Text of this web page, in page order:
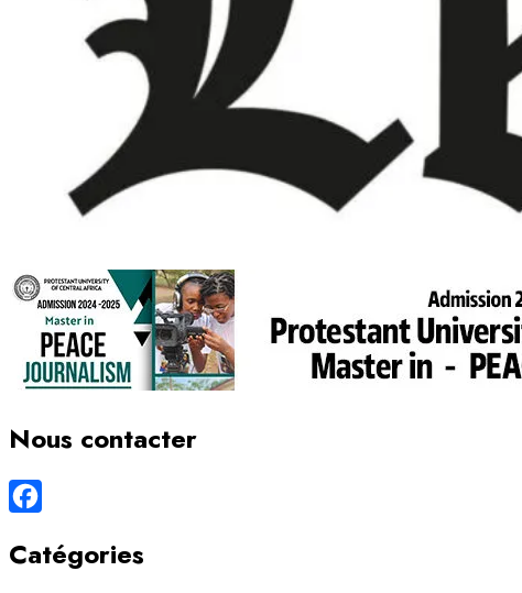
Nous contacter
Catégories